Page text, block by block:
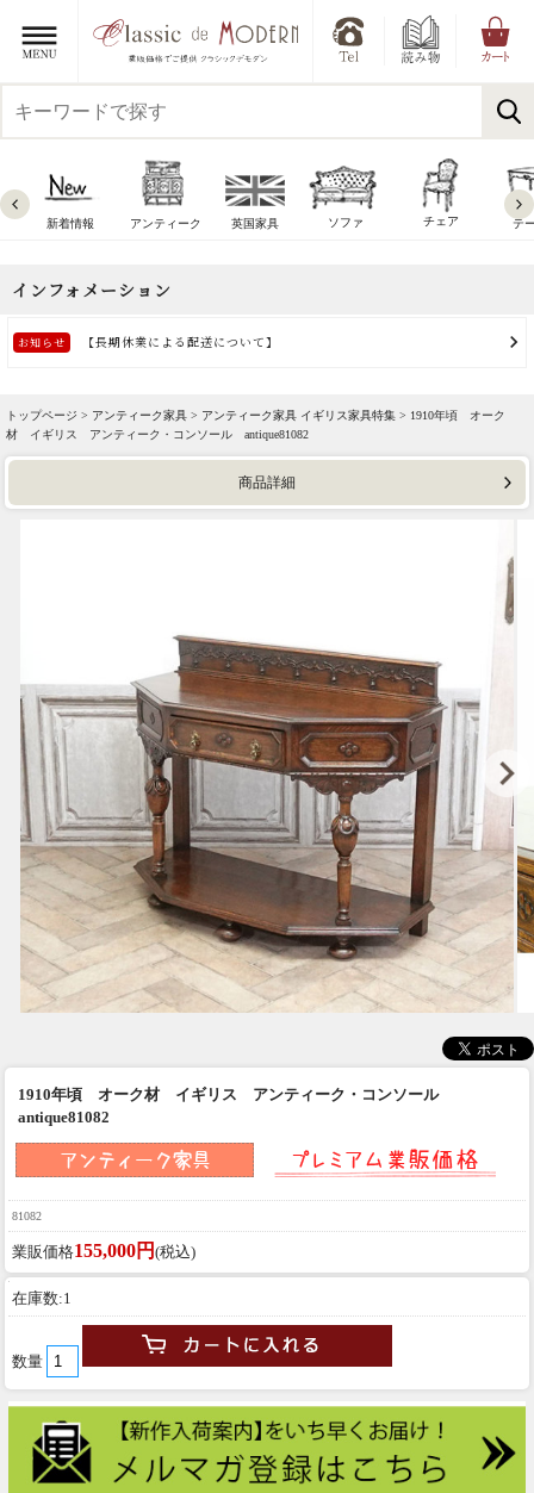
新着情報 アンティーク 英国家具 ソファ チェア テ
トップページ > アンティーク家具 > アンティーク家具 イギリス家具特集 > 1910年頃 オーク
材 イギリス アンティーク・コンソール antique81082
商品詳細
1910年頃 オーク材 イギリス アンティーク・コンソール
antique81082
81082
業販価格155,000円 (税込)
在庫数:1
数量